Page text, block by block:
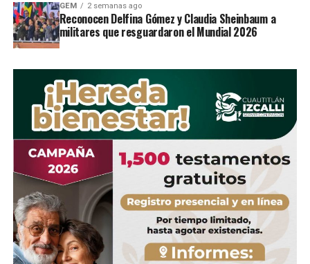
GEM 2 semanas ago
Reconocen Delfina Gómez y Claudia Sheinbaum a
militares que resguardaron el Mundial 2026